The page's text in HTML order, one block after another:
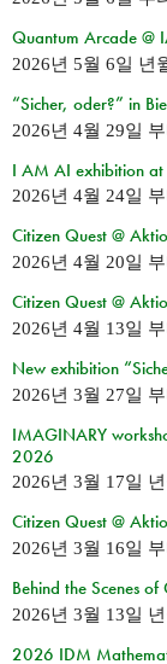
Quantum Arcade @
2026년 5월 6일 년
“Sicher, oder?” in
2026년 4월 29일
I AM AI exhibition
2026년 4월 24일
Citizen Quest @
2026년 4월 20일
Citizen Quest @
2026년 4월 13일
New exhibition
2026년 3월 27일
IMAGINARY
2026
2026년 3월 17일
Citizen Quest @
2026년 3월 16일
Behind the Scenes
2026년 3월 13일
2026 IDM